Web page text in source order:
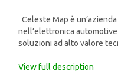
Celeste Map è
nell’elettronica
soluzioni ad alto valore
View full description